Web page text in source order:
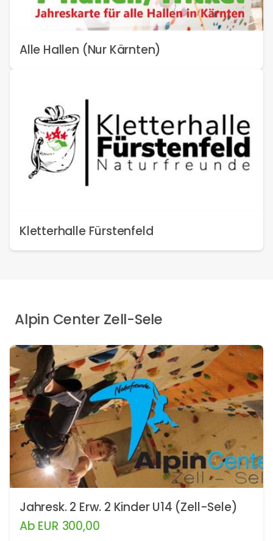
Alle Hallen (Nur Kärnten)
Kletterhalle Fürstenfeld
Alpin Center Zell-Sele
Jahresk. 2 Erw. 2 Kinder U14 (Zell-Sele)
Ab EUR 300,00